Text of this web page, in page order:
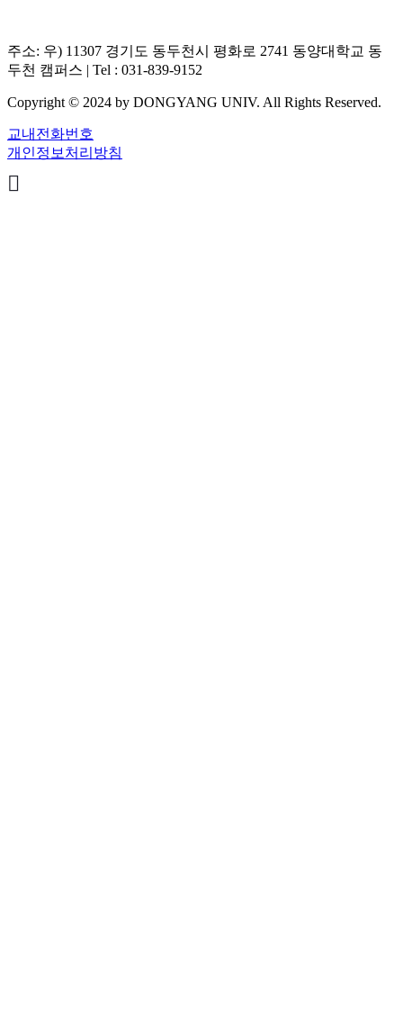
주소: 우) 11307 경기도 동두천시 평화로 2741 동양대학교 동
두천 캠퍼스 | Tel : 031-839-9152
Copyright © 2024 by DONGYANG UNIV. All Rights Reserved.
교내전화번호
개인정보처리방침